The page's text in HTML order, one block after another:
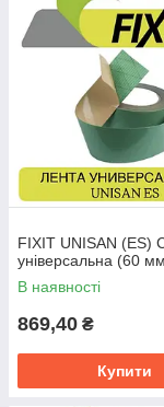
FIXIT UNISAN (ES)
універсальна (60
В наявності
869,40 ₴
Купити